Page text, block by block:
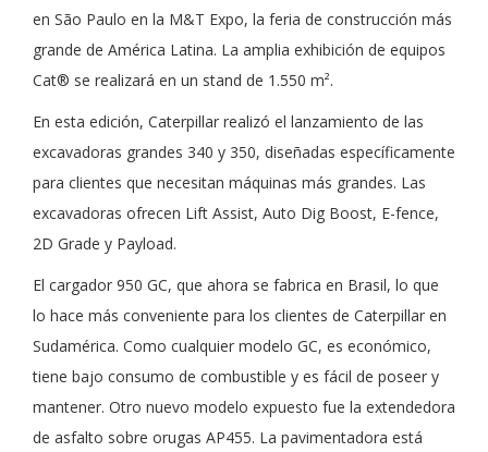
en São Paulo en la M&T Expo, la feria de construcción más
grande de América Latina. La amplia exhibición de equipos
Cat®️ se realizará en un stand de 1.550 m².
En esta edición, Caterpillar realizó el lanzamiento de las
excavadoras grandes 340 y 350, diseñadas específicamente
para clientes que necesitan máquinas más grandes. Las
excavadoras ofrecen Lift Assist, Auto Dig Boost, E-fence,
2D Grade y Payload.
El cargador 950 GC, que ahora se fabrica en Brasil, lo que
lo hace más conveniente para los clientes de Caterpillar en
Sudamérica. Como cualquier modelo GC, es económico,
tiene bajo consumo de combustible y es fácil de poseer y
mantener. Otro nuevo modelo expuesto fue la extendedora
de asfalto sobre orugas AP455. La pavimentadora está